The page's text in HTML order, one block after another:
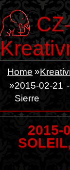
Home
2015-02-21
Sierre
2015-